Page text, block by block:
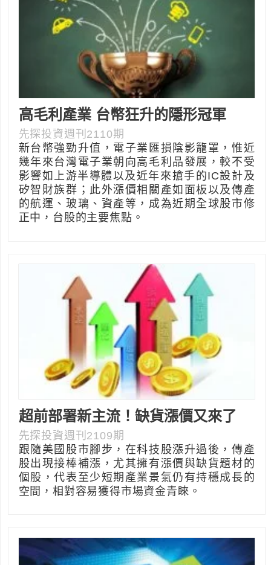
高毛利產業 台幣狂升的隱形冠軍
先探投資週刊2110期
新台幣強勁升值，電子業匯損陰影籠罩，惟近
幾年來台灣電子業朝向高毛利品發展，較不受
影響如上游半導體以及近年來搶手的IC設計及
矽智財族群；此外漲價相關產如面板以及傳產
的航運、玻璃、資產等，成為近期全球股市修
正中，台股的主要焦點。
超前部署新主流！缺貨漲價又來了
先探投資週刊2109期
跟隨美國股市腳步，在科技股漲升過後，傳產
股出現接棒補漲，尤其擁有漲價與缺貨題材的
個股，代表至少短期產業景氣仍有持穩成長的
空間，相對容易獲得市場資金青睞。